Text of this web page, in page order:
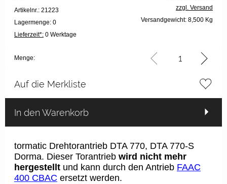
Artikelnr.: 21223
Lagermenge: 0
Lieferzeit*: 0 Werktage
zzgl. Versand
Versandgewicht: 8,500 Kg
Menge:
Auf die Merkliste
In den Warenkorb
tormatic Drehtorantrieb DTA 770, DTA 770-S
Dorma. Dieser Torantrieb wird nicht mehr
hergestellt und kann durch den Antrieb FAAC
400 CBAC ersetzt werden.